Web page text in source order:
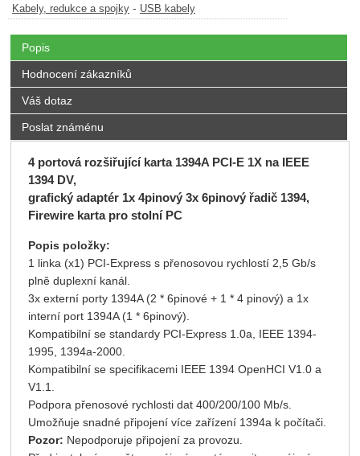
Kabely, redukce a spojky - USB kabely
Popis
Hodnocení zákazníků
Váš dotaz
Poslat známénu
4 portová rozšiřující karta 1394A PCI-E 1X na IEEE
1394 DV,
grafický adaptér 1x 4pinový 3x 6pinový řadič 1394,
Firewire karta pro stolní PC
Popis položky:
1 linka (x1) PCI-Express s přenosovou rychlostí 2,5 Gb/s
plně duplexní kanál.
3x externí porty 1394A (2 * 6pinové + 1 * 4 pinový) a 1x
interní port 1394A (1 * 6pinový).
Kompatibilní se standardy PCI-Express 1.0a, IEEE 1394-
1995, 1394a-2000.
Kompatibilní se specifikacemi IEEE 1394 OpenHCI V1.0 a
V1.1.
Podpora přenosové rychlosti dat 400/200/100 Mb/s.
Umožňuje snadné připojení více zařízení 1394a k počítači.
Pozor: Nepodporuje připojení za provozu.